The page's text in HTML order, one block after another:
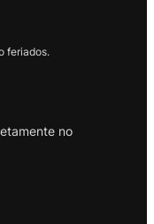
feriados.
no